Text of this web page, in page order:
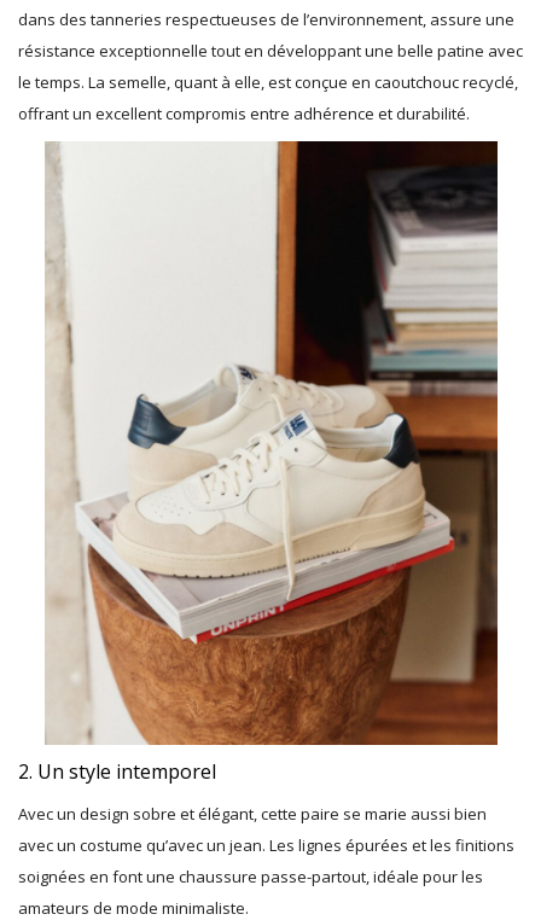
dans des tanneries respectueuses de l’environnement, assure une
résistance exceptionnelle tout en développant une belle patine avec
le temps. La semelle, quant à elle, est conçue en caoutchouc recyclé,
offrant un excellent compromis entre adhérence et durabilité.
2. Un style intemporel
Avec un design sobre et élégant, cette paire se marie aussi bien
avec un costume qu’avec un jean. Les lignes épurées et les finitions
soignées en font une chaussure passe-partout, idéale pour les
amateurs de mode minimaliste.